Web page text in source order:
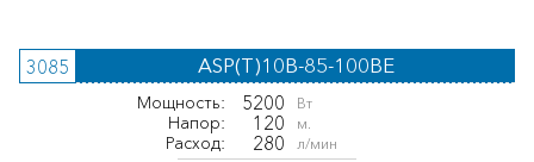
3085 ASP(T)10B-85-100BE
Мощность: 5200 Вт
Напор: 120 м.
Расход: 280 л/мин